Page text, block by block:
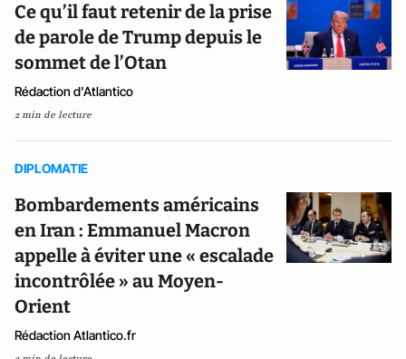
Ce qu’il faut retenir de la prise
de parole de Trump depuis le
sommet de l’Otan
Rédaction d'Atlantico
2 min de lecture
DIPLOMATIE
Bombardements américains
en Iran : Emmanuel Macron
appelle à éviter une « escalade
incontrôlée » au Moyen-
Orient
Rédaction Atlantico.fr